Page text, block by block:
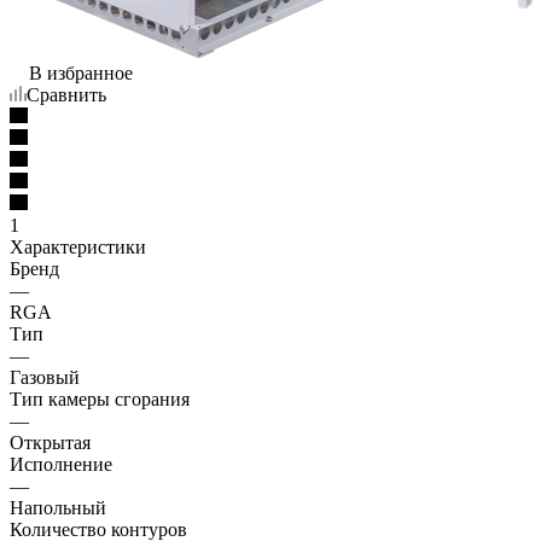
В избранное
Сравнить
1
Характеристики
Бренд
—
RGA
Тип
—
Газовый
Тип камеры сгорания
—
Открытая
Исполнение
—
Напольный
Количество контуров